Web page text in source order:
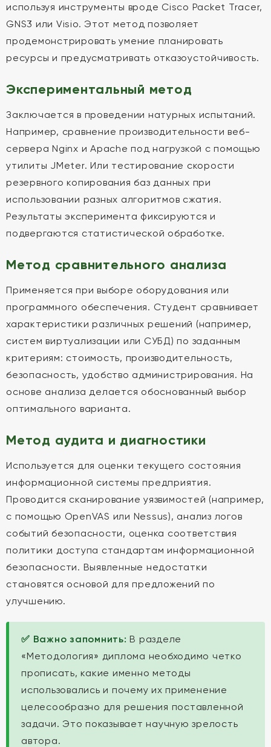
используя инструменты вроде Cisco Packet Tracer,
GNS3 или Visio. Этот метод позволяет
продемонстрировать умение планировать
ресурсы и предусматривать отказоустойчивость.
Экспериментальный метод
Заключается в проведении натурных испытаний.
Например, сравнение производительности веб-
сервера Nginx и Apache под нагрузкой с помощью
утилиты JMeter. Или тестирование скорости
резервного копирования баз данных при
использовании разных алгоритмов сжатия.
Результаты эксперимента фиксируются и
подвергаются статистической обработке.
Метод сравнительного анализа
Применяется при выборе оборудования или
программного обеспечения. Студент сравнивает
характеристики различных решений (например,
систем виртуализации или СУБД) по заданным
критериям: стоимость, производительность,
безопасность, удобство администрирования. На
основе анализа делается обоснованный выбор
оптимального варианта.
Метод аудита и диагностики
Используется для оценки текущего состояния
информационной системы предприятия.
Проводится сканирование уязвимостей (например,
с помощью OpenVAS или Nessus), анализ логов
событий безопасности, оценка соответствия
политики доступа стандартам информационной
безопасности. Выявленные недостатки
становятся основой для предложений по
улучшению.
✅ Важно запомнить: В разделе
«Методология» диплома необходимо четко
прописать, какие именно методы
использовались и почему их применение
целесообразно для решения поставленной
задачи. Это показывает научную зрелость
автора.